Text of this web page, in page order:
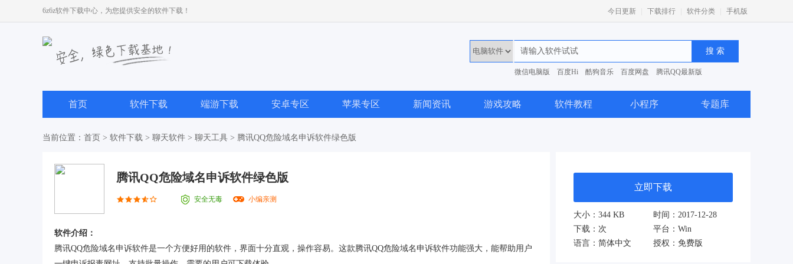
6z6z软件下载中心，为您提供安全的软件下载！ 今日更新 下载排行 软件分类 手机版
微信电脑版 百度Hi 酷狗音乐 百度网盘
腾讯QQ最新版
首页 软件下载 端游下载 安卓专区 苹果专区 新闻资讯 游戏攻略 软件教程 小程序 专题库
当前位置： 首页 > 软件下载 > 聊天软件 > 聊天工具 > 腾讯QQ危险域名申诉软件绿色版
腾讯QQ危险域名申诉软件绿色版
安全无毒 小编亲测
软件介绍：
腾讯QQ危险域名申诉软件是一个方便好用的软件，界面十分直观，操作容易。这款腾讯QQ危险域名申诉软件功能强大，能帮助用户
立即下载
大小：344 KB
时间：2017-12-28
下载： 次
平台：Win
语言：简体中文
授权：免费版